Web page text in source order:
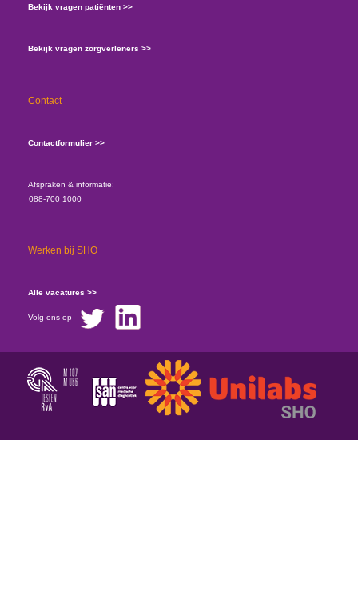
Bekijk vragen patiënten >>
Bekijk vragen zorgverleners >>
Contact
Contactformulier >>
Afspraken & informatie:
088-700 1000
Werken bij SHO
Alle vacatures >>
Volg ons op